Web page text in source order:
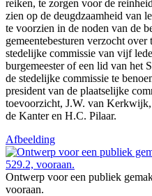
reiken, te zorgen voor de
zien op de deugdzaamheid van
te voorzien in de noden van de
gemeentebesturen verzocht over
stedelijke commissie van vijf
burgemeester of een lid van het
de stedelijke commissie te
president van de plaatselijke
toevoorzicht, J.W. van
de Kanter en H.C. Pilaar.
Afbeelding
Ontwerp voor een publiek
vooraan.